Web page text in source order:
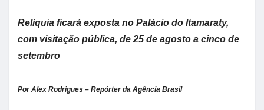
Relíquia ficará exposta no Palácio do Itamaraty,
com visitação pública, de 25 de agosto a cinco de
setembro
Por Alex Rodrigues – Repórter da Agência Brasil